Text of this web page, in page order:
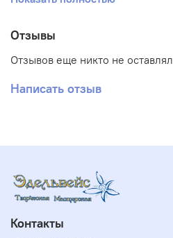
Отзывы
Отзывов еще никто не оставлял
Написать отзыв
Контакты